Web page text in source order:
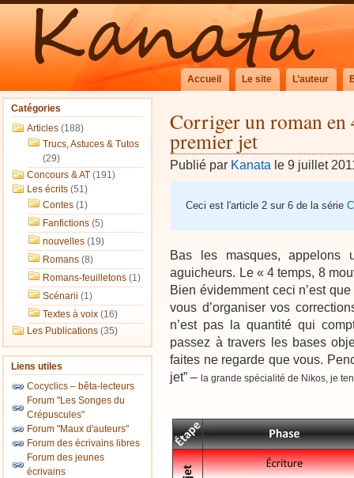
Accueil Le site L’auteur
Catégories
Articles (188)
Trucs, Astuces & Tutos
(29)
Concours & AT (191)
Les écrits (51)
Contes (1)
Fanfictions (5)
nouvelles (19)
Romans (8)
Romans-feuilletons (1)
Scénarii (1)
Textes à voix (16)
Les Publications (35)
Liens utiles
Cocyclics – bêta-lecteurs
Forum "Les Songes du
Crépuscules"
Forum "Maux d'auteurs"
Forum des écrivains libres
Forum des jeunes
écrivains
Corriger un roman en
premier jet
Publié par Kanata le 9 juillet
Ceci est l'article 2 sur 6 de la série
Bas les masques,
aguicheurs. Le « 4 temps, 8
Bien évidemment ceci n’est
vous d’organiser vos
n’est pas la quantité qui
passez à travers les bases
faites ne regarde que vous.
jet” –la grande spécialité de Nikos, je